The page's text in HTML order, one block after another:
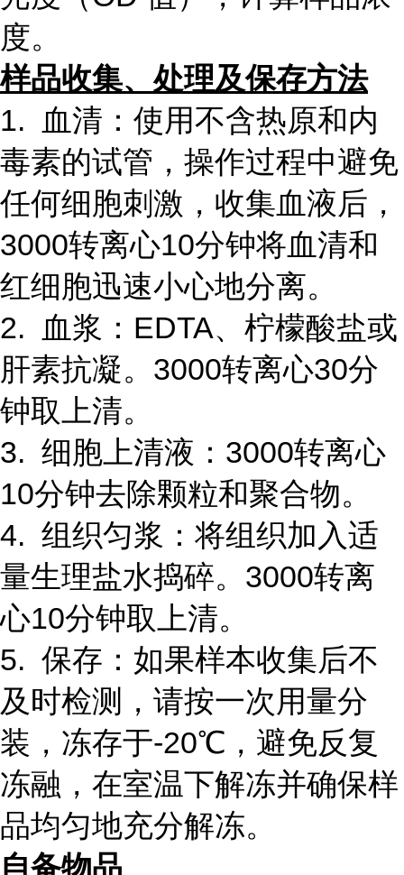
度。
样品收集、处理及保存方法
1. 血清：使用不含热原和内
毒素的试管，操作过程中避免
任何细胞刺激，收集血液后，
3000转离心10分钟将血清和
红细胞迅速小心地分离。
2. 血浆：EDTA、柠檬酸盐或
肝素抗凝。3000转离心30分
钟取上清。
3. 细胞上清液：3000转离心
10分钟去除颗粒和聚合物。
4. 组织匀浆：将组织加入适
量生理盐水捣碎。3000转离
心10分钟取上清。
5. 保存：如果样本收集后不
及时检测，请按一次用量分
装，冻存于-20℃，避免反复
冻融，在室温下解冻并确保样
品均匀地充分解冻。
自备物品